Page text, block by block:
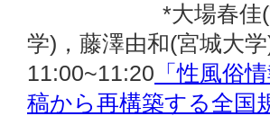
*大場春佳(宮城
学)，藤澤由和(宮城大
11:00~11:20 「性風俗
稿から再構築する全国